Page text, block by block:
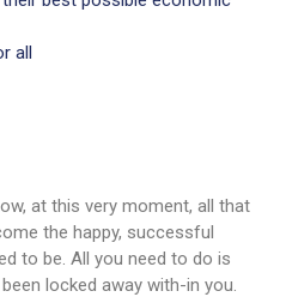
all
at this very moment, all that
the happy, successful
to be. All you need to do is
locked away with-in you.